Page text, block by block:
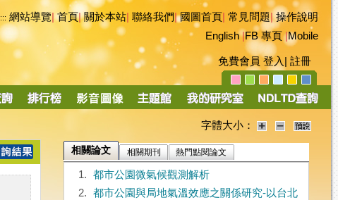
::: 網站導覽|首頁|關於本站 聯絡我們|國圖首頁 常見問題|操作說明
English|FB 專頁|Mobile
免費會員 登入 註冊
字體大小：
相關論文 相關期刊 熱門點閱論文
1.
都市公園微氣候觀測解析
2.
都市公園與局地氣溫效應之關係研究-以台北